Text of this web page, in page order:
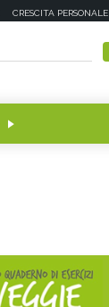
CRESCITA PERSONALE